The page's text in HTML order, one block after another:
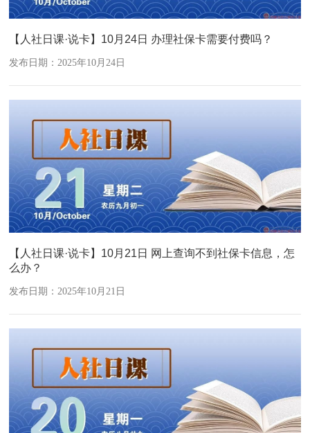
【人社日课·说卡】10月24日 办理社保卡需要付费吗？
发布日期：2025年10月24日
【人社日课·说卡】10月21日 网上查询不到社保卡信息，怎
么办？
发布日期：2025年10月21日